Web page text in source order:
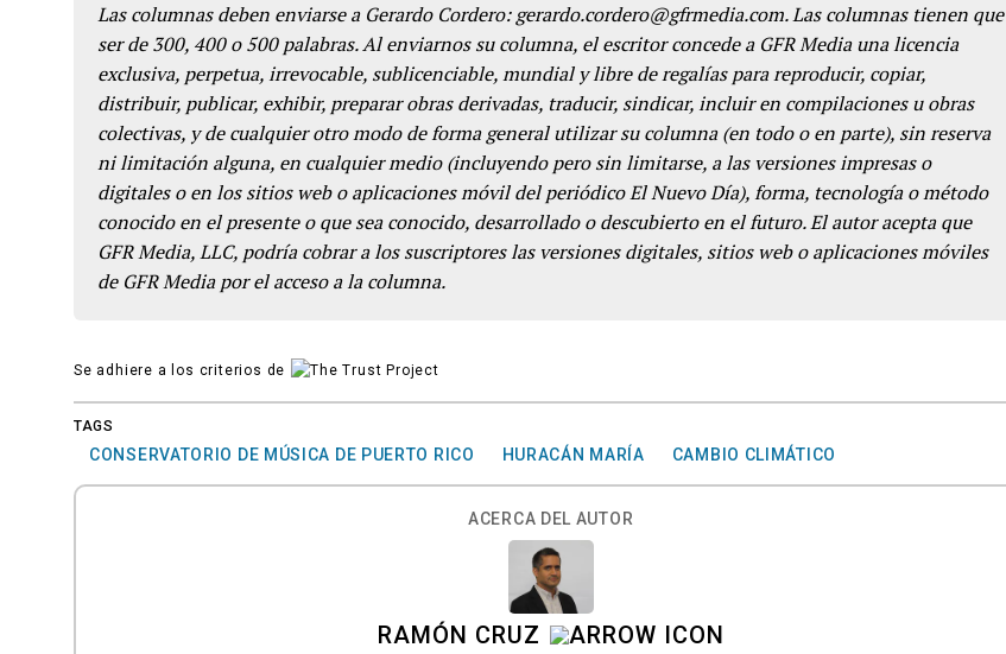
Las columnas deben enviarse a Gerardo Cordero: gerardo.cordero@gfrmedia.com. Las columnas tienen que
ser de 300, 400 o 500 palabras. Al enviarnos su columna, el escritor concede a GFR Media una licencia
exclusiva, perpetua, irrevocable, sublicenciable, mundial y libre de regalías para reproducir, copiar,
distribuir, publicar, exhibir, preparar obras derivadas, traducir, sindicar, incluir en compilaciones u obras
colectivas, y de cualquier otro modo de forma general utilizar su columna (en todo o en parte), sin reserva
ni limitación alguna, en cualquier medio (incluyendo pero sin limitarse, a las versiones impresas o
digitales o en los sitios web o aplicaciones móvil del periódico El Nuevo Día), forma, tecnología o método
conocido en el presente o que sea conocido, desarrollado o descubierto en el futuro. El autor acepta que
GFR Media, LLC, podría cobrar a los suscriptores las versiones digitales, sitios web o aplicaciones móviles
de GFR Media por el acceso a la columna.
Se adhiere a los criterios de
TAGS
CONSERVATORIO DE MÚSICA DE PUERTO RICO HURACÁN MARÍA CAMBIO CLIMÁTICO
ACERCA DEL AUTOR
RAMÓN CRUZ